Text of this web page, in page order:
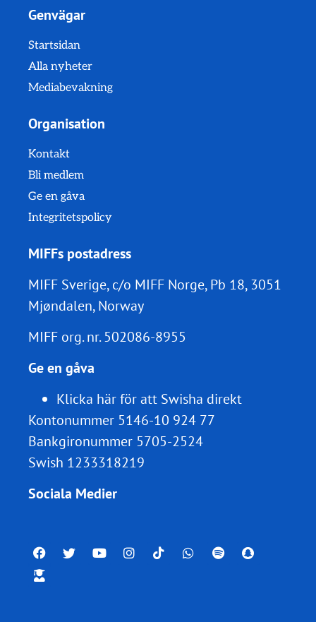
Genvägar
Startsidan
Alla nyheter
Mediabevakning
Organisation
Kontakt
Bli medlem
Ge en gåva
Integritetspolicy
MIFFs postadress
MIFF Sverige, c/o MIFF Norge, Pb 18, 3051
Mjøndalen, Norway
MIFF org. nr.502086-8955
Ge en gåva
Klicka här för att Swisha direkt
Kontonummer 5146-10 924 77
Bankgironummer 5705-2524
Swish 1233318219
Sociala Medier